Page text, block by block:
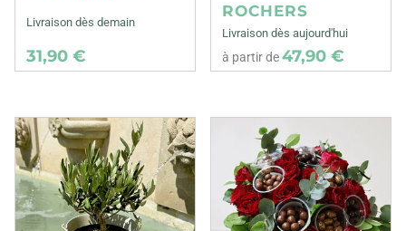
Livraison dès demain
31,90 €
ROCHERS
Livraison dès aujourd'hui
à partir de47,90 €